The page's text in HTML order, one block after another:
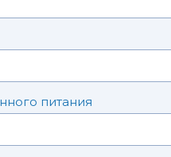
питания